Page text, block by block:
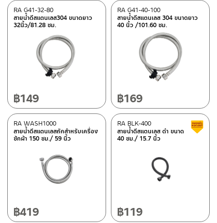
สายน้ำดีสแตนเลส304 ขนาดยาว
32นิ้ว/81.28 ซม.
RA G41-32-80
฿149
สายน้ำดีสแตนเลส 304 ขนาดยาว
40 นิ้ว /101.60 ซม.
RA G41-40-100
฿169
สายน้ำดีสแตนเลสถักสำหรับเครื่อง
ซักผ้า 150 ซม./ 59 นิ้ว
RA WASH1000
฿419
สายน้ำดีสแตนเลส ดำ ขนาด
40 ซม./ 15.7 นิ้ว
RA BLK-400
฿119